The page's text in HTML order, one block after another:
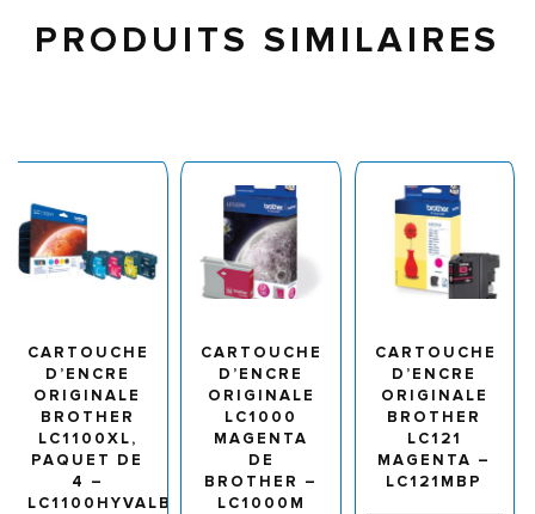
PRODUITS SIMILAIRES
CARTOUCHE
D’ENCRE
ORIGINALE
BROTHER
LC1100XL,
PAQUET DE
4 –
LC1100HYVALBP
CARTOUCHE
D’ENCRE
ORIGINALE
LC1000
MAGENTA
DE
BROTHER –
LC1000M
CARTOUCHE
D’ENCRE
ORIGINALE
BROTHER
LC121
MAGENTA –
LC121MBP